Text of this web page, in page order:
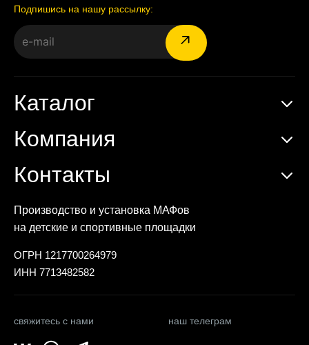
Подпишись на нашу рассылку:
Производство и установка МАФов
на детские и спортивные площадки
ОГРН 1217700264979
ИНН 7713482582
свяжитесь с нами наш телеграм
Каталог
Компания
Контакты